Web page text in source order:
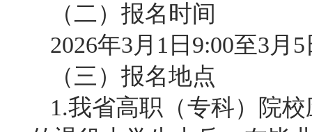
（二）报名时间
2026年3月1日9:00至3月
（三）报名地点
1.我省高职（专科）院